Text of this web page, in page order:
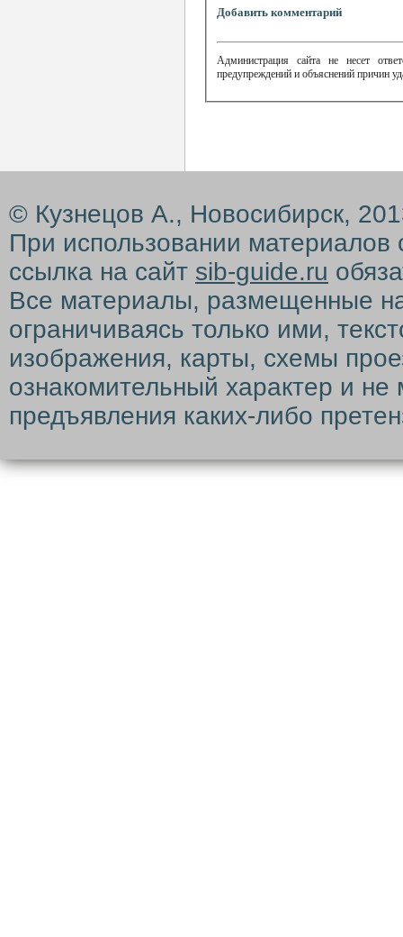
Добавить комментарий
Администрация сайта не несет
предупреждений и объяснений причин
© Кузнецов А., Новосибирск,
При использовании материалов
ссылка на сайт sib-guide.ru
Все материалы, размещенные
ограничиваясь только ими,
изображения, карты, схемы
ознакомительный характер и
предъявления каких-либо